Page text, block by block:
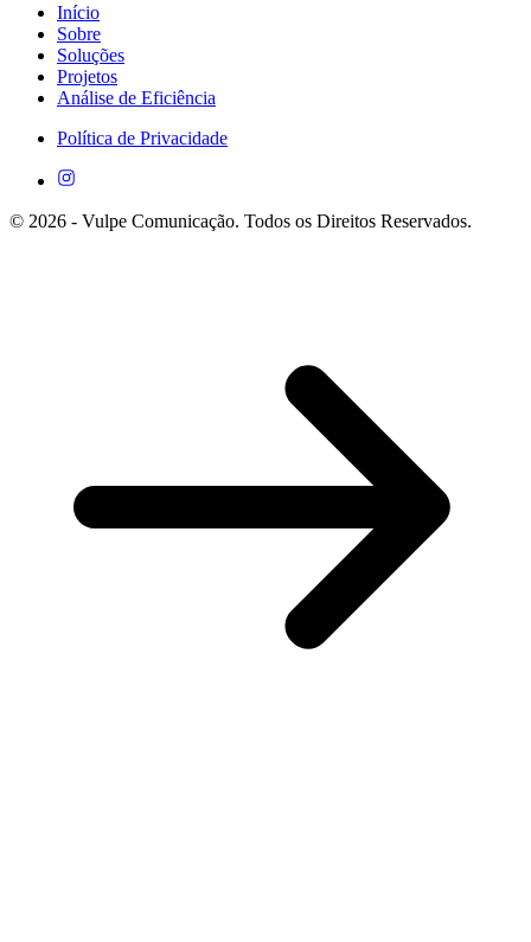
Início
Sobre
Soluções
Projetos
Análise de Eficiência
Política de Privacidade
© 2026 - Vulpe Comunicação. Todos os Direitos Reservados.